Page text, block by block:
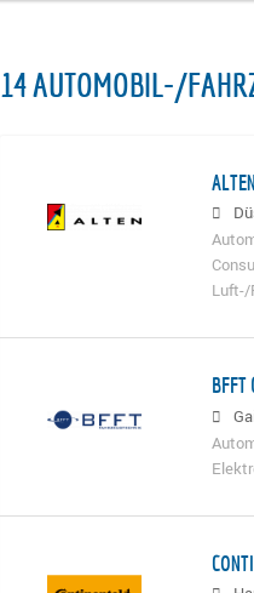
14 AUTOMOBIL-/
Luft-/
BFFT